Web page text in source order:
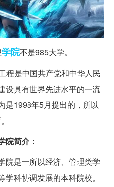
学院不是985大学。
程是中国共产党和中华人民
设具有世界先进水平的一流
是1998年5月提出的，所以
院简介：
院是一所以经济、管理类学
科协调发展的本科院校。